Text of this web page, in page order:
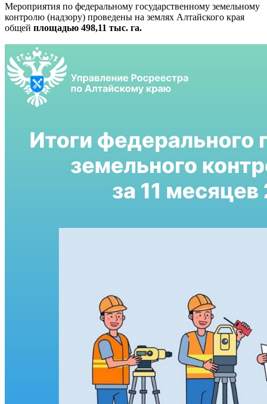
Мероприятия по федеральному государственному земельному
контролю (надзору) проведены на землях Алтайского края
общей площадью 498,11 тыс. га.